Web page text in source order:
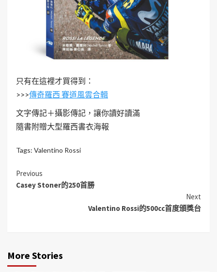
只有在這裡才買得到：
>>>傳奇羅西 賽道風雲合輯
文字傳記＋攝影傳記，讓你讀好讀滿
隨書附贈大型羅西書衣海報
Tags: Valentino Rossi
Previous
Casey Stoner的250首勝
Next
Valentino Rossi的500cc首度頒獎台
More Stories